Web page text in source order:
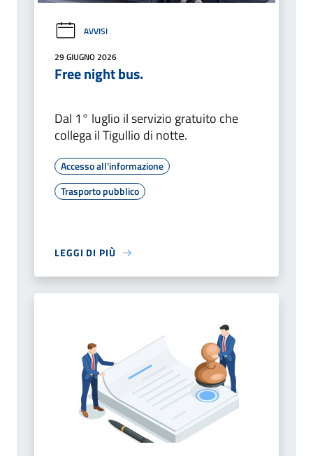
AVVISI
29 GIUGNO 2026
Free night bus.
Dal 1° luglio il servizio gratuito che
collega il Tigullio di notte.
Accesso all'informazione
Trasporto pubblico
LEGGI DI PIÙ